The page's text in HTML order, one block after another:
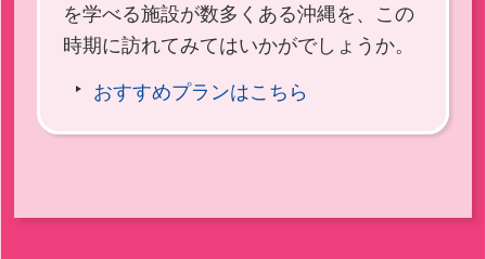
を学べる施設が数多くある沖縄を、この
時期に訪れてみてはいかがでしょうか。
おすすめプランはこちら